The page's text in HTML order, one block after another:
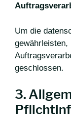
Um die
gewährleisten,
geschlossen.
3.